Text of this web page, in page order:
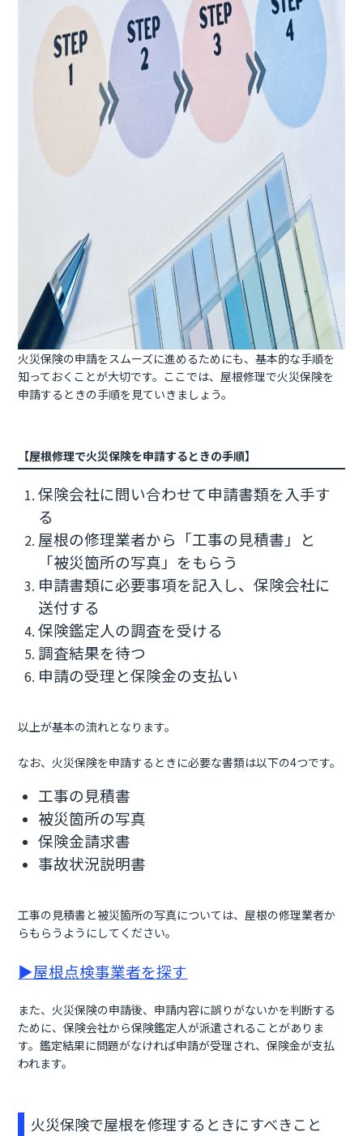
火災保険の申請をスムーズに進めるためにも、基本的な手順を
知っておくことが大切です。ここでは、屋根修理で火災保険を
申請するときの手順を見ていきましょう。
【屋根修理で火災保険を申請するときの手順】
保険会社に問い合わせて申請書類を入手す
る
屋根の修理業者から「工事の見積書」と
「被災箇所の写真」をもらう
申請書類に必要事項を記入し、保険会社に
送付する
保険鑑定人の調査を受ける
調査結果を待つ
申請の受理と保険金の支払い
以上が基本の流れとなります。
なお、火災保険を申請するときに必要な書類は以下の4つです。
工事の見積書
被災箇所の写真
保険金請求書
事故状況説明書
工事の見積書と被災箇所の写真については、屋根の修理業者か
らもらうようにしてください。
▶屋根点検事業者を探す
また、火災保険の申請後、申請内容に誤りがないかを判断する
ために、保険会社から保険鑑定人が派遣されることがありま
す。鑑定結果に問題がなければ申請が受理され、保険金が支払
われます。
火災保険で屋根を修理するときにすべきこと